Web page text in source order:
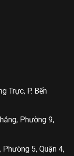
Trực, P. Bến
Phường 9,
Phường 5, Quận 4,